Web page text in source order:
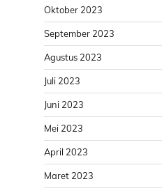
Oktober 2023
September 2023
Agustus 2023
Juli 2023
Juni 2023
Mei 2023
April 2023
Maret 2023